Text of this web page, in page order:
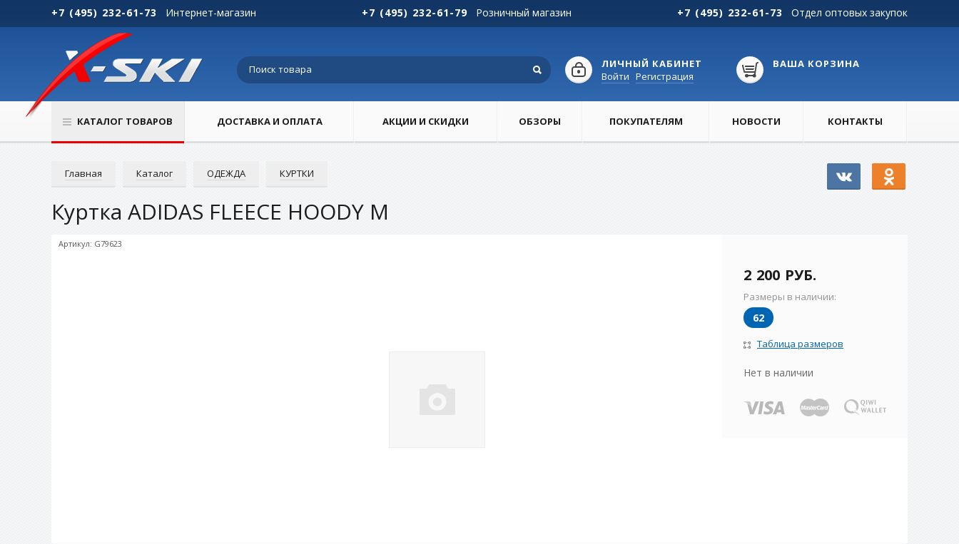
+7 (495) 232-61-73 Интернет-магазин +7 (495) 232-61-79 Розничный магазин +7 (495) 232-61-73 Отдел оптовых закупок
ЛИЧНЫЙ КАБИНЕТ
Войти Регистрация
ВАША КОРЗИНА
КАТАЛОГ ТОВАРОВ ДОСТАВКА И ОПЛАТА АКЦИИ И СКИДКИ ОБЗОРЫ ПОКУПАТЕЛЯМ НОВОСТИ КОНТАКТЫ
Главная Каталог ОДЕЖДА КУРТКИ
Куртка ADIDAS FLEECE HOODY M
Артикул: G79623
2 200 РУБ.
Размеры в наличии:
62
Таблица размеров
Нет в наличии